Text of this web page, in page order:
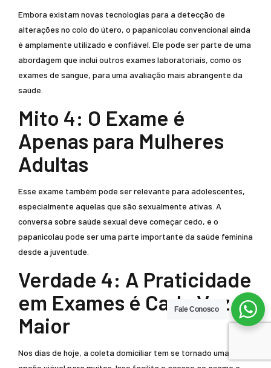
Embora existam novas tecnologias para a detecção de
alterações no colo do útero, o papanicolau convencional ainda
é amplamente utilizado e confiável. Ele pode ser parte de uma
abordagem que inclui outros exames laboratoriais, como os
exames de sangue, para uma avaliação mais abrangente da
saúde.
Mito 4: O Exame é
Apenas para Mulheres
Adultas
Esse exame também pode ser relevante para adolescentes,
especialmente aquelas que são sexualmente ativas. A
conversa sobre saúde sexual deve começar cedo, e o
papanicolau pode ser uma parte importante da saúde feminina
desde a juventude.
Verdade 4: A Praticidade
em Exames é Cada Vez
Maior
Nos dias de hoje, a coleta domiciliar tem se tornado uma
Fale Conosco